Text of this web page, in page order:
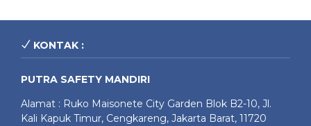
KONTAK :
PUTRA SAFETY MANDIRI
Alamat : Ruko Maisonete City Garden Blok B2-10, Jl.
Kali Kapuk Timur, Cengkareng, Jakarta Barat, 11720